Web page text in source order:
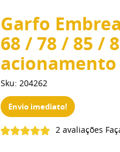
Garfo
68 / 78 / 85 /
acionamento
Sku: 204262
Envio imediato!
2 avaliações